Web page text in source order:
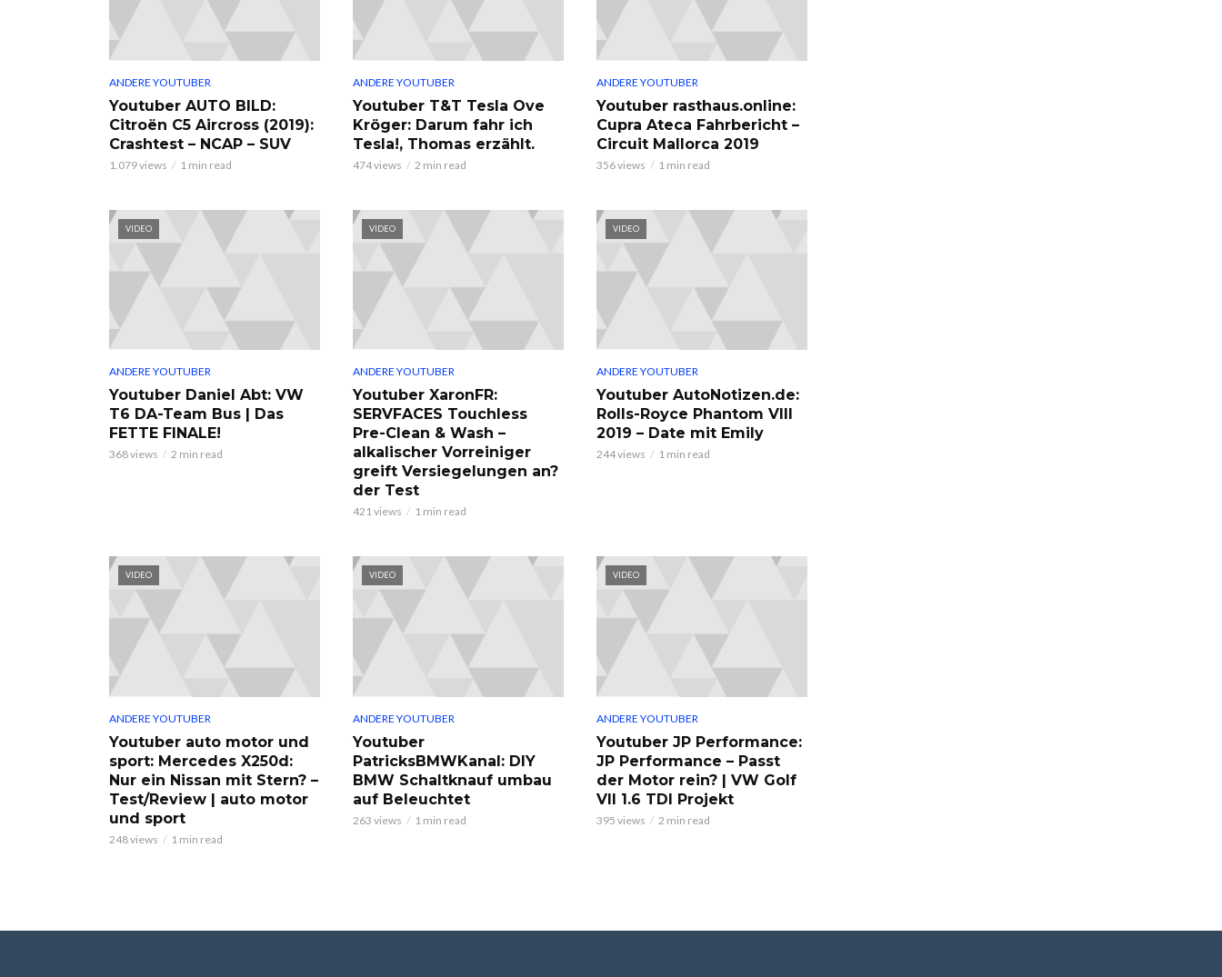
ANDERE YOUTUBER
Youtuber AUTO BILD:
Citroën C5 Aircross (2019):
Crashtest – NCAP – SUV
1.079 views 1 min read
ANDERE YOUTUBER
Youtuber T&T Tesla Ove
Kröger: Darum fahr ich
Tesla!, Thomas erzählt.
474 views 2 min read
ANDERE YOUTUBER
Youtuber rasthaus.online:
Cupra Ateca Fahrbericht –
Circuit Mallorca 2019
356 views 1 min read
VIDEO
ANDERE YOUTUBER
Youtuber Daniel Abt: VW
T6 DA-Team Bus | Das
FETTE FINALE!
368 views 2 min read
VIDEO
ANDERE YOUTUBER
Youtuber XaronFR:
SERVFACES Touchless
Pre-Clean & Wash –
alkalischer Vorreiniger
greift Versiegelungen an?
der Test
421 views 1 min read
VIDEO
ANDERE YOUTUBER
Youtuber AutoNotizen.de:
Rolls-Royce Phantom VIII
2019 – Date mit Emily
244 views 1 min read
VIDEO
ANDERE YOUTUBER
Youtuber auto motor und
sport: Mercedes X250d:
Nur ein Nissan mit Stern? –
Test/Review | auto motor
und sport
248 views 1 min read
VIDEO
ANDERE YOUTUBER
Youtuber
PatricksBMWKanal: DIY
BMW Schaltknauf umbau
auf Beleuchtet
263 views 1 min read
VIDEO
ANDERE YOUTUBER
Youtuber JP Performance:
JP Performance – Passt
der Motor rein? | VW Golf
VII 1.6 TDI Projekt
395 views 2 min read